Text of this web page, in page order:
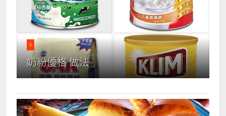
6
奶粉優格 做法